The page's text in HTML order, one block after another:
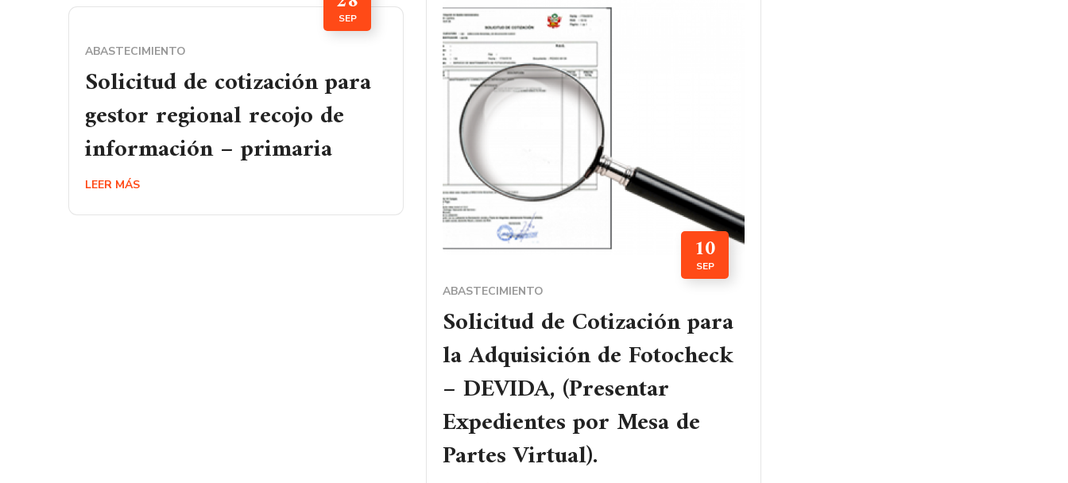
SEP
ABASTECIMIENTO
Solicitud de cotización para
gestor regional recojo de
información – primaria
LEER MÁS
10
SEP
ABASTECIMIENTO
Solicitud de Cotización para
la Adquisición de Fotocheck
– DEVIDA, (Presentar
Expedientes por Mesa de
Partes Virtual).